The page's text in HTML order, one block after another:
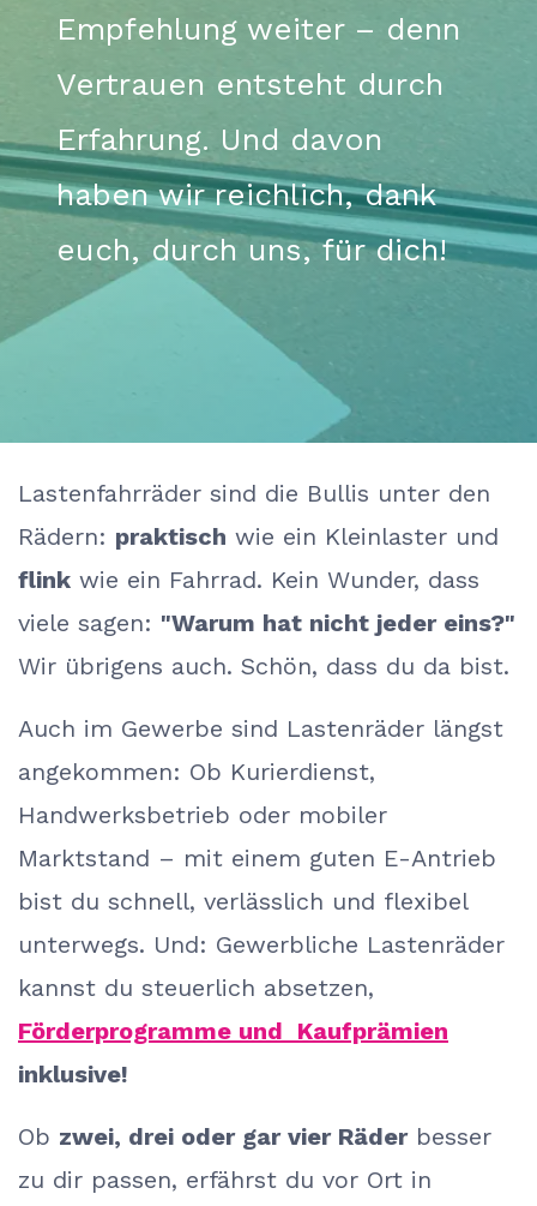
Empfehlung weiter – denn
Vertrauen entsteht durch
Erfahrung. Und davon
haben wir reichlich, dank
euch, durch uns, für dich!
Lastenfahrräder sind die Bullis unter den
Rädern: praktisch wie ein Kleinlaster und
flink wie ein Fahrrad. Kein Wunder, dass
viele sagen: "Warum hat nicht jeder eins?"
Wir übrigens auch. Schön, dass du da bist.
Auch im Gewerbe sind Lastenräder längst
angekommen: Ob Kurierdienst,
Handwerksbetrieb oder mobiler
Marktstand – mit einem guten E-Antrieb
bist du schnell, verlässlich und flexibel
unterwegs. Und: Gewerbliche Lastenräder
kannst du steuerlich absetzen,
Förderprogramme und Kaufprämien
inklusive!
Ob zwei, drei oder gar vier Räderbesser
zu dir passen, erfährst du vor Ort in